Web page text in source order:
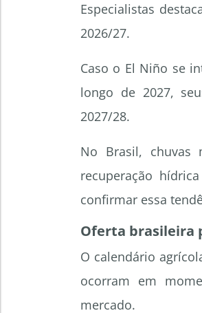
Especialistas
2026/27.
Caso o El Niño se
longo de 2027,
2027/28.
No Brasil, chuvas
recuperação
confirmar essa
Oferta brasileira
O calendário
ocorram em
mercado.